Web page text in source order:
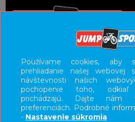
UŽÍVATEĽSKÝ
KATEGÓRIE
HLAVNÉ
Používame cookies, aby
prehliadanie našej webovej
návštevnosti našich
pochopenie toho, odkiaľ
prichádzajú. Dajte
preferenciách. Podrobné
- Nastavenie súkromia